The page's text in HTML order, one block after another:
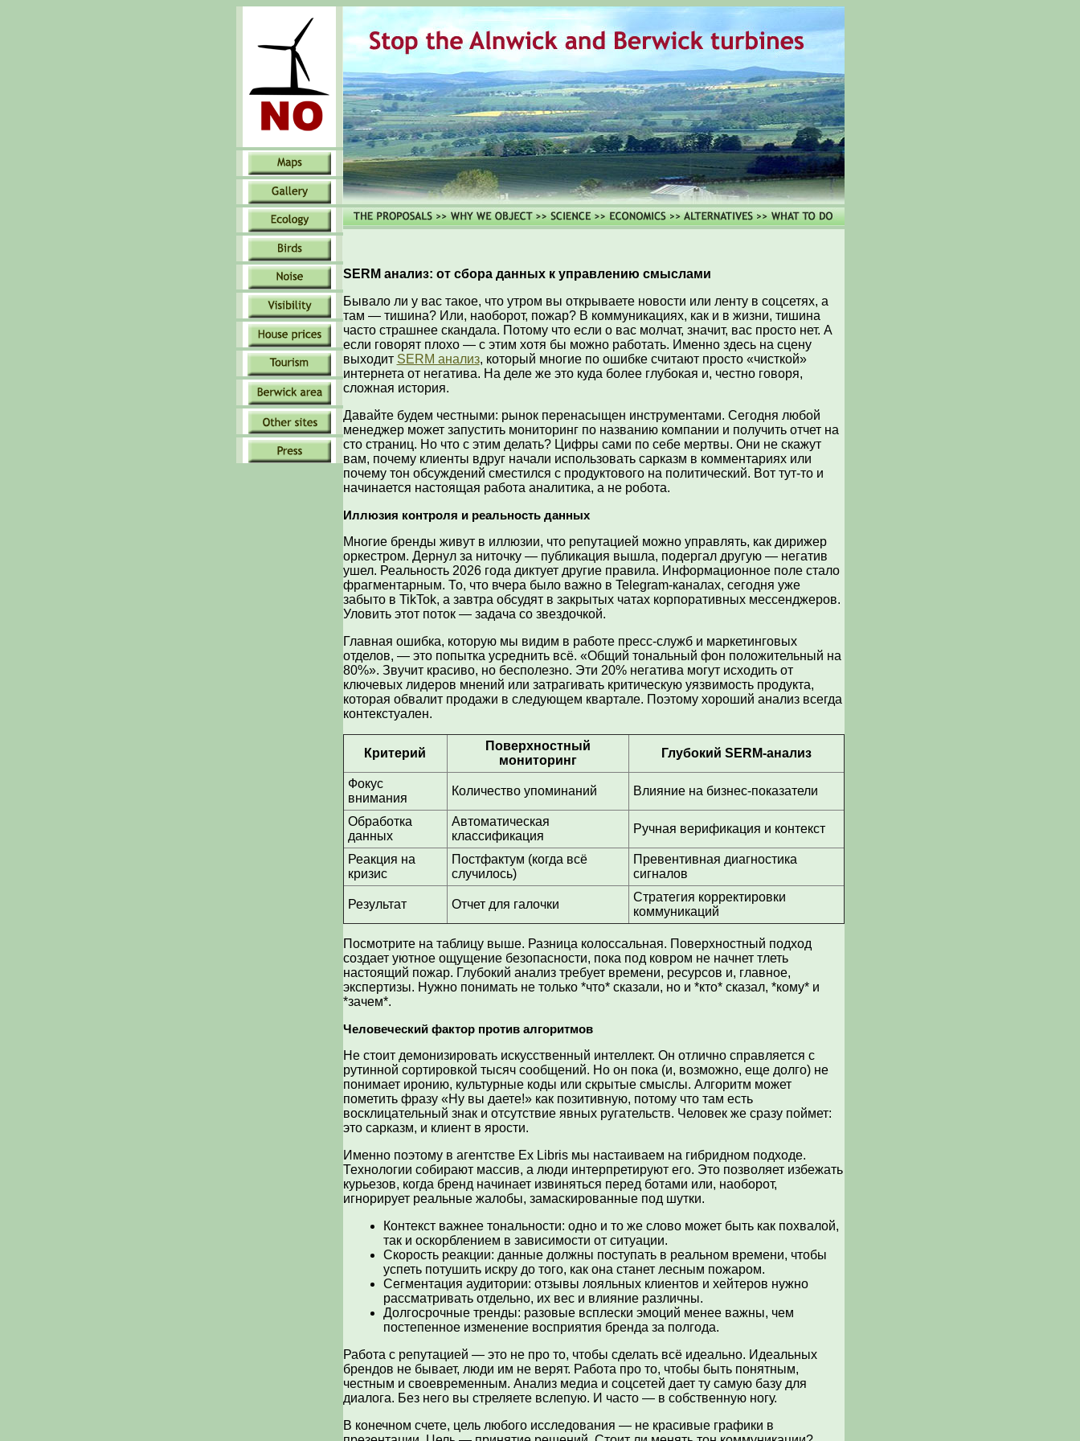
SERM анализ: от сбора данных к управлению смыслами
Бывало ли у вас такое, что утром вы открываете новости или ленту в соцсетях, а
там — тишина? Или, наоборот, пожар? В коммуникациях, как и в жизни, тишина
часто страшнее скандала. Потому что если о вас молчат, значит, вас просто нет. А
если говорят плохо — с этим хотя бы можно работать. Именно здесь на сцену
выходит SERM анализ, который многие по ошибке считают просто «чисткой»
интернета от негатива. На деле же это куда более глубокая и, честно говоря,
сложная история.
Давайте будем честными: рынок перенасыщен инструментами. Сегодня любой
менеджер может запустить мониторинг по названию компании и получить отчет на
сто страниц. Но что с этим делать? Цифры сами по себе мертвы. Они не скажут
вам, почему клиенты вдруг начали использовать сарказм в комментариях или
почему тон обсуждений сместился с продуктового на политический. Вот тут-то и
начинается настоящая работа аналитика, а не робота.
Иллюзия контроля и реальность данных
Многие бренды живут в иллюзии, что репутацией можно управлять, как дирижер
оркестром. Дернул за ниточку — публикация вышла, подергал другую — негатив
ушел. Реальность 2026 года диктует другие правила. Информационное поле стало
фрагментарным. То, что вчера было важно в Telegram-каналах, сегодня уже
забыто в TikTok, а завтра обсудят в закрытых чатах корпоративных мессенджеров.
Уловить этот поток — задача со звездочкой.
Главная ошибка, которую мы видим в работе пресс-служб и маркетинговых
отделов, — это попытка усреднить всё. «Общий тональный фон положительный на
80%». Звучит красиво, но бесполезно. Эти 20% негатива могут исходить от
ключевых лидеров мнений или затрагивать критическую уязвимость продукта,
которая обвалит продажи в следующем квартале. Поэтому хороший анализ всегда
контекстуален.
Критерий
Поверхностный
мониторинг
Глубокий SERM-анализ
Фокус
внимания
Количество упоминаний Влияние на бизнес-показатели
Обработка
данных
Автоматическая
классификация
Ручная верификация и контекст
Реакция на
кризис
Постфактум (когда всё
случилось)
Превентивная диагностика
сигналов
Результат Отчет для галочки
Стратегия корректировки
коммуникаций
Посмотрите на таблицу выше. Разница колоссальная. Поверхностный подход
создает уютное ощущение безопасности, пока под ковром не начнет тлеть
настоящий пожар. Глубокий анализ требует времени, ресурсов и, главное,
экспертизы. Нужно понимать не только *что* сказали, но и *кто* сказал, *кому* и
*зачем*.
Человеческий фактор против алгоритмов
Не стоит демонизировать искусственный интеллект. Он отлично справляется с
рутинной сортировкой тысяч сообщений. Но он пока (и, возможно, еще долго) не
понимает иронию, культурные коды или скрытые смыслы. Алгоритм может
пометить фразу «Ну вы даете!» как позитивную, потому что там есть
восклицательный знак и отсутствие явных ругательств. Человек же сразу поймет:
это сарказм, и клиент в ярости.
Именно поэтому в агентстве Ex Libris мы настаиваем на гибридном подходе.
Технологии собирают массив, а люди интерпретируют его. Это позволяет избежать
курьезов, когда бренд начинает извиняться перед ботами или, наоборот,
игнорирует реальные жалобы, замаскированные под шутки.
Контекст важнее тональности: одно и то же слово может быть как похвалой,
так и оскорблением в зависимости от ситуации.
Скорость реакции: данные должны поступать в реальном времени, чтобы
успеть потушить искру до того, как она станет лесным пожаром.
Сегментация аудитории: отзывы лояльных клиентов и хейтеров нужно
рассматривать отдельно, их вес и влияние различны.
Долгосрочные тренды: разовые всплески эмоций менее важны, чем
постепенное изменение восприятия бренда за полгода.
Работа с репутацией — это не про то, чтобы сделать всё идеально. Идеальных
брендов не бывает, люди им не верят. Работа про то, чтобы быть понятным,
честным и своевременным. Анализ медиа и соцсетей дает ту самую базу для
диалога. Без него вы стреляете вслепую. И часто — в собственную ногу.
В конечном счете, цель любого исследования — не красивые графики в